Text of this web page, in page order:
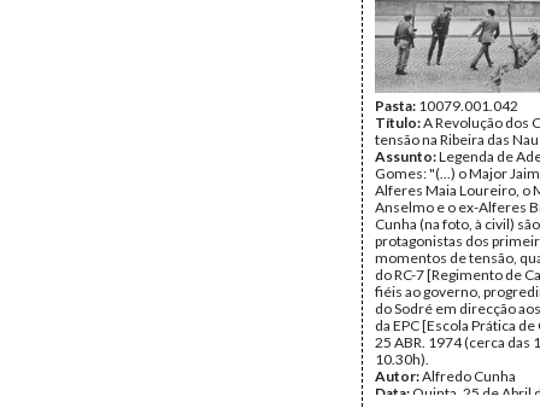
Pasta: 10079.001.042
Título:A Revolução dos
tensão na Ribeira das
Assunto:Legenda de
Gomes: "(...) o Major
Alferes Maia Loureiro, o
Anselmo e o ex-Alferes
Cunha (na foto, à civil) são
protagonistas dos
momentos de tensão,
do RC-7 [Regimento de
fiéis ao governo,
do Sodré em direcção
da EPC [Escola Prática
25 ABR. 1974 (cerca das
10.30h).
Autor:Alfredo Cunha
Data: Quinta, 25 de Abril